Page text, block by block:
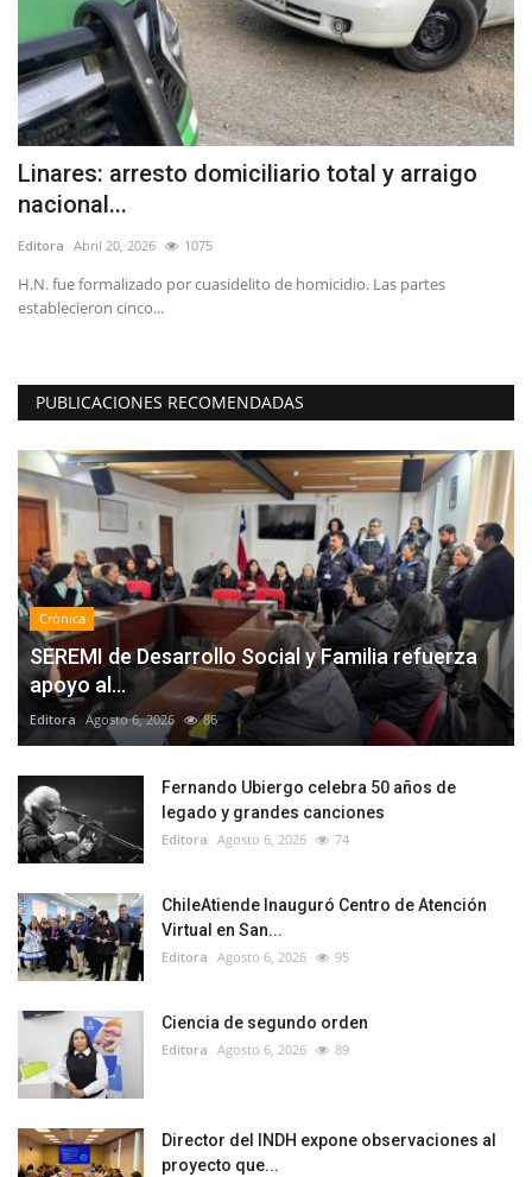
Linares: arresto domiciliario total y arraigo
nacional...
Editora Abril 20, 2026 1075
H.N. fue formalizado por cuasidelito de homicidio. Las partes
establecieron cinco...
PUBLICACIONES RECOMENDADAS
Crónica
SEREMI de Desarrollo Social y Familia refuerza
apoyo al...
Editora Agosto 6, 2026 86
Fernando Ubiergo celebra 50 años de
legado y grandes canciones
Editora Agosto 6, 2026 74
ChileAtiende Inauguró Centro de Atención
Virtual en San...
Editora Agosto 6, 2026 95
Ciencia de segundo orden
Editora Agosto 6, 2026 89
Director del INDH expone observaciones al
proyecto que...